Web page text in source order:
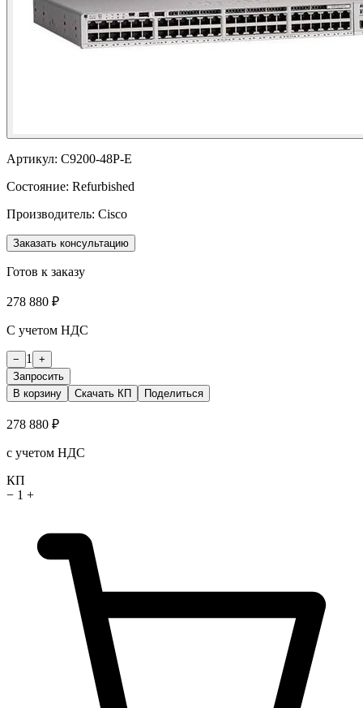
Артикул: C9200-48P-E
Состояние: Refurbished
Производитель: Cisco
Заказать консультацию
Готов к заказу
278 880 ₽
С учетом НДС
− 1
+
Запросить
В корзину
Скачать КП Поделиться
278 880 ₽
с учетом НДС
КП
− 1 +